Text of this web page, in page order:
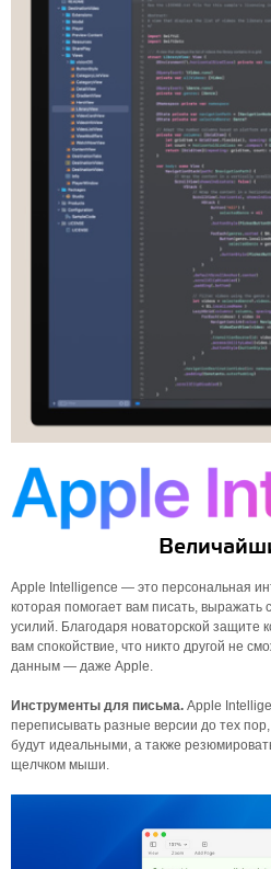
Apple Intelligence — это персональная
которая помогает вам писать, выражать
усилий. Благодаря новаторской защите
вам спокойствие, что никто другой не
данным — даже Apple.
Инструменты для письма. Apple
переписывать разные версии до тех
будут идеальными, а также
щелчком мыши.